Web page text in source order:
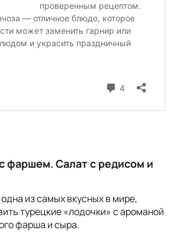
фаршем. Салат с редисом и
из самых вкусных в мире,
турецкие «лодочки» с ароманой
фарша и сыра.